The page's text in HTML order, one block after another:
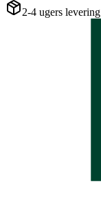
2-4 ugers levering